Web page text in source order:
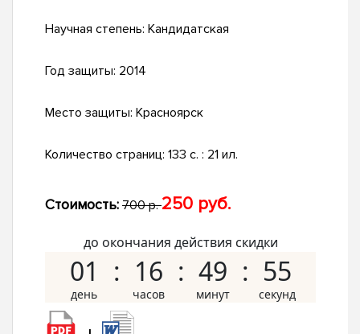
Научная степень: Кандидатская
Год защиты: 2014
Место защиты: Красноярск
Количество страниц: 133 с. : 21 ил.
Стоимость: 700 р.250 руб.
до окончания действия скидки
01 16 49 54